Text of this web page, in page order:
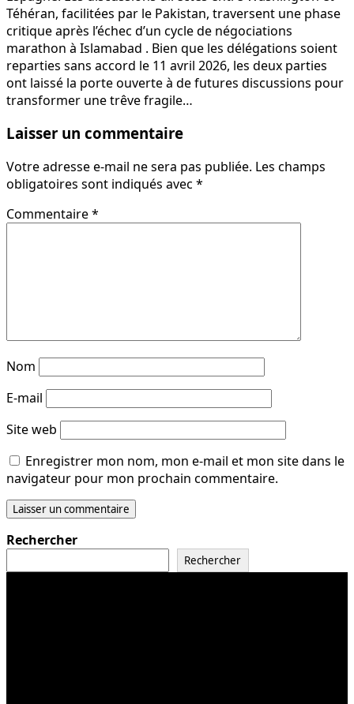
Téhéran, facilitées par le Pakistan, traversent une phase
critique après l’échec d’un cycle de négociations
marathon à Islamabad . Bien que les délégations soient
reparties sans accord le 11 avril 2026, les deux parties
ont laissé la porte ouverte à de futures discussions pour
transformer une trêve fragile…
Laisser un commentaire
Votre adresse e-mail ne sera pas publiée. Les champs
obligatoires sont indiqués avec *
Commentaire*
Nom
E-mail
Site web
Enregistrer mon nom, mon e-mail et mon site dans le
navigateur pour mon prochain commentaire.
Rechercher
Rechercher